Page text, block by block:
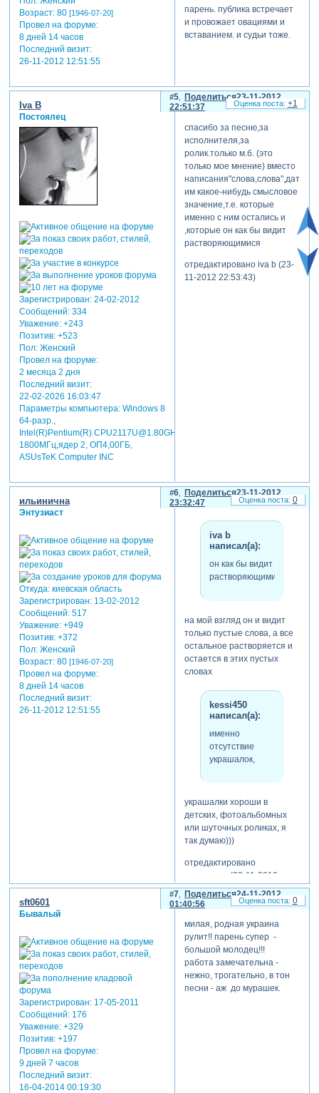
Возраст:80 [1946-07-20]
Провел на форуме:
8 дней 14 часов
Последний визит:
26-11-2012 12:51:55
парень. публика встречает
и провожает овациями и
вставанием. и судьи тоже.
Поделиться
5
23-11-2012
22:51:37
Iva B
Постоялец
Зарегистрирован: 24-02-2012
Сообщений:334
Уважение: +243
Позитив: +523
Пол:Женский
Провел на форуме:
2 месяца 2 дня
Последний визит:
22-02-2026 16:03:47
Параметры компьютера:Windows 8
64-разр.,
Intel(R)Pentium(R).CPU2117U@1.80GHz
1800MГц,ядер 2, ОП4,00ГБ,
ASUsTeK Computer INC
спасибо за песню,за
исполнителя,за
ролик.только м.б. (это
только мое мнение) вместо
написания"слова,слова",дать
им какое-нибудь смысловое
значение,т.е. которые
именно с ним остались и
,которые он как бы видит
растворяющимися
отредактировано iva b (23-
11-2012 22:53:43)
+1
Поделиться
6
23-11-2012
23:32:47
ильинична
Энтузиаст
Откуда:киевская область
Зарегистрирован: 13-02-2012
Сообщений:517
Уважение: +949
Позитив: +372
Пол:Женский
Возраст:80 [1946-07-20]
Провел на форуме:
8 дней 14 часов
Последний визит:
26-11-2012 12:51:55
iva b
написал(а):
он как бы видит
растворяющимися
на мой взгляд он и видит
только пустые слова, а все
остальное растворяется и
остается в этих пустых
словах
kessi450
написал(а):
именно
отсутствие
украшалок,
украшалки хороши в
детских, фотоальбомных
или шуточных роликах, я
так думаю)))
отредактировано
ильинична (23-11-2012
23:36:45)
0
Поделиться
7
24-11-2012
01:40:56
sft0601
Бывалый
Зарегистрирован: 17-05-2011
Сообщений:176
Уважение: +329
Позитив: +197
Провел на форуме:
9 дней 7 часов
Последний визит:
16-04-2014 00:19:30
милая, родная украина
рулит!! парень супер -
большой молодец!!!
работа замечательна -
нежно, трогательно, в тон
песни - аж до мурашек.
0